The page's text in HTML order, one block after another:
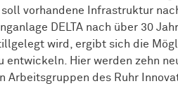
vorhandene Infrastruktur
DELTA nach über 30
wird, ergibt sich die
Hier werden zehn
Arbeitsgruppen des Ruhr